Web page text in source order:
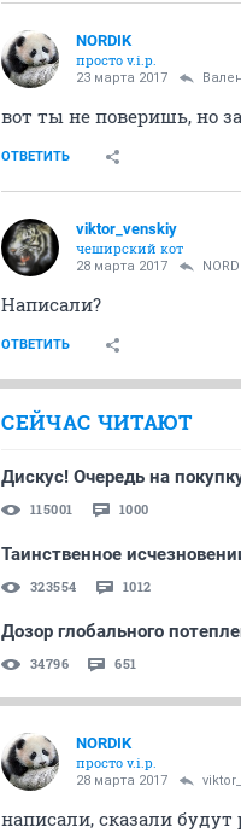
NORDIK
просто v.i.p.
23 марта 2017
вот ты не поверишь, но
ОТВЕТИТЬ
viktor_venskiy
чеширский кот
28 марта 2017
Написали?
ОТВЕТИТЬ
СЕЙЧАС ЧИТАЮТ
Дискус! Очередь на
115001 1000
Таинственное
323554 1012
Дозор глобального
34796 651
NORDIK
просто v.i.p.
28 марта 2017
написали, сказали